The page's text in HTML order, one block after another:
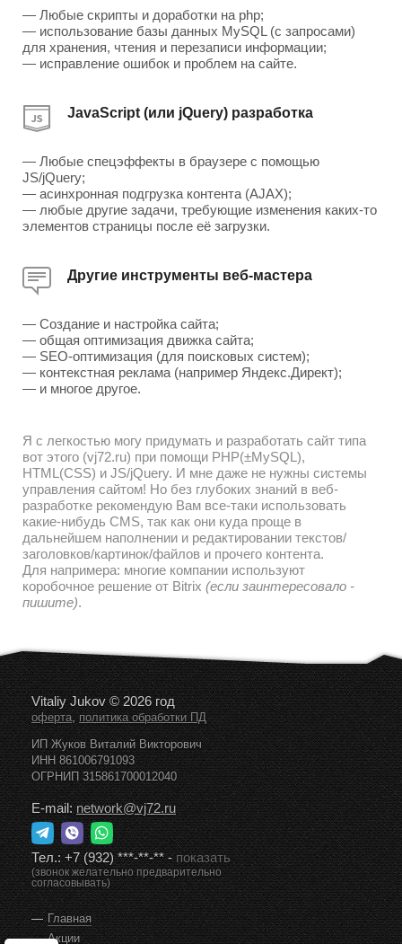
— Любые скрипты и доработки на php;
— использование базы данных MySQL (с запросами)
для хранения, чтения и перезаписи информации;
— исправление ошибок и проблем на сайте.
JavaScript (или jQuery) разработка
— Любые спецэффекты в браузере с помощью
JS/jQuery;
— асинхронная подгрузка контента (AJAX);
— любые другие задачи, требующие изменения каких-то
элементов страницы после её загрузки.
Другие инструменты веб-мастера
— Создание и настройка сайта;
— общая оптимизация движка сайта;
— SEO-оптимизация (для поисковых систем);
— контекстная реклама (например Яндекс.Директ);
— и многое другое.
Я с легкостью могу придумать и разработать сайт типа
вот этого (vj72.ru) при помощи PHP(±MySQL),
HTML(CSS) и JS/jQuery. И мне даже не нужны системы
управления сайтом! Но без глубоких знаний в веб-
разработке рекомендую Вам все-таки использовать
какие-нибудь CMS, так как они куда проще в
дальнейшем наполнении и редактировании текстов/
заголовков/картинок/файлов и прочего контента.
Для напримера: многие компании используют
коробочное решение от Bitrix (если заинтересовало -
пишите).
Vitaliy Jukov © 2026 год
оферта,политика обработки ПД
ИП Жуков Виталий Викторович
ИНН 861006791093
ОГРНИП 315861700012040
E-mail:network@vj72.ru
Тел.:+7 (932) ***-**-**-показать
(звонок желательно предварительно
согласовывать)
Главная
Акции